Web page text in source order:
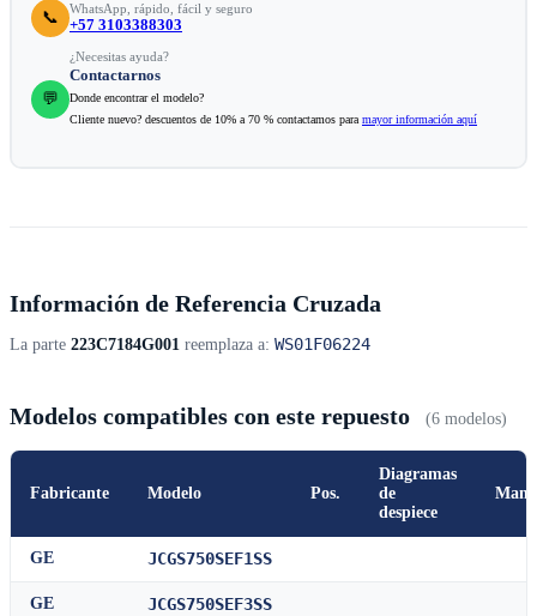
📞 WhatsApp, rápido, fácil y seguro
+57 3103388303
💬
¿Necesitas ayuda?
Contactarnos
Donde encontrar el modelo?
Cliente nuevo? descuentos de 10% a 70 % contactamos para mayor información aquí
Información de Referencia Cruzada
La parte 223C7184G001 reemplaza a: WS01F06224
Modelos compatibles con este repuesto (6 modelos)
Fabricante Modelo Pos.
Diagramas
de
despiece
GE JCGS750SEF1SS
GE JCGS750SEF3SS